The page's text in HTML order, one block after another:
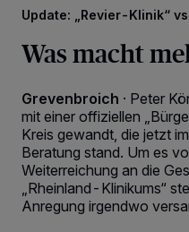
Update: „Revier-Klinik“
Was macht
Grevenbroich · Peter
mit einer offiziellen
Kreis gewandt, die jetzt
Beratung stand. Um es
Weiterreichung an die
„Rheinland-Klinikums“
Anregung irgendwo
Wir und unsere218-Partner
wie Browserdaten oder eindeutige